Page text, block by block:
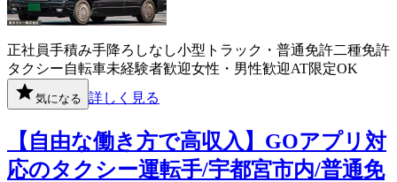
正社員手積み手降ろしなし小型トラック・普通免許二種免許
タクシー自転車未経験者歓迎女性・男性歓迎AT限定OK
気になる 詳しく見る
【自由な働き方で高収入】GOアプリ対
応のタクシー運転手/宇都宮市内/普通免